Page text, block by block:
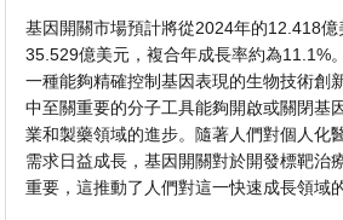
基因開關市場預計將從2024年的12.418
35.529億美元，複合年成長率約為11.1%
一種能夠精確控制基因表現的生物技術創
中至關重要的分子工具能夠開啟或關閉基
業和製藥領域的進步。隨著人們對個人化
需求日益成長，基因開關對於開發標靶治
重要，這推動了人們對這一快速成長領域